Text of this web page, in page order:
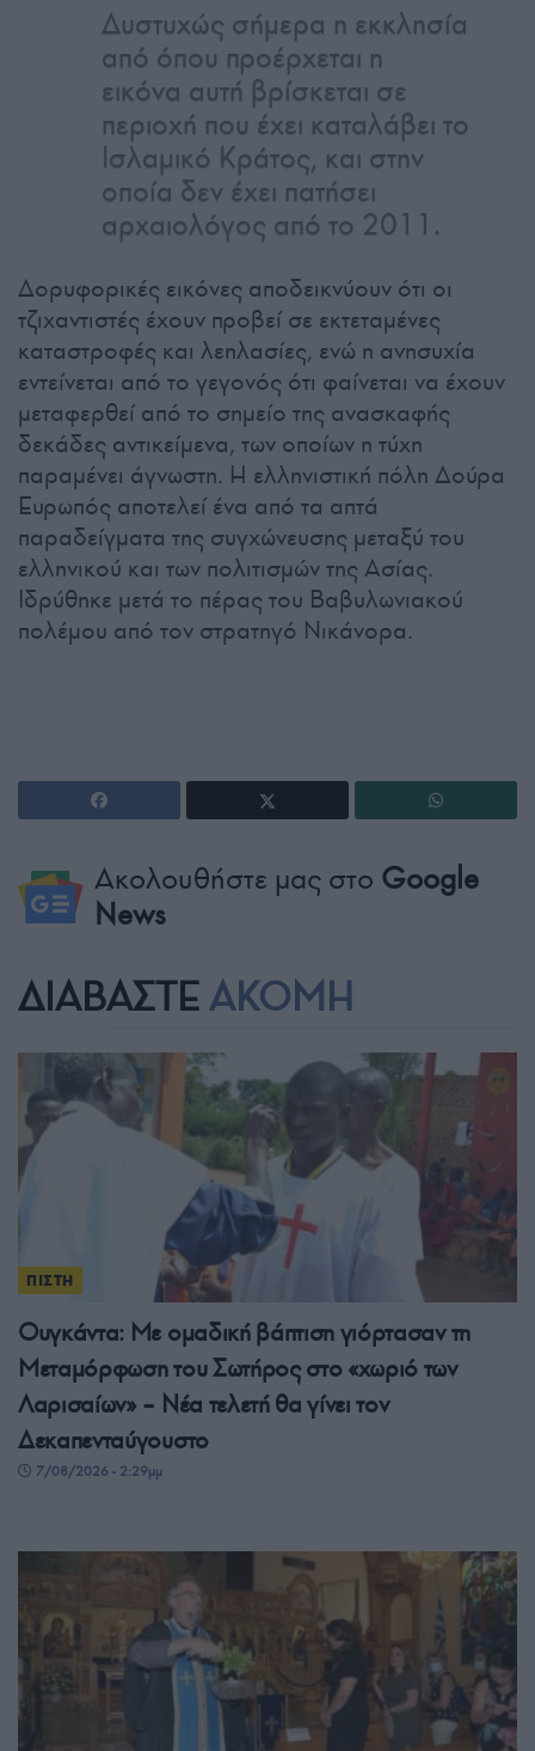
Δυστυχώς σήμερα η εκκλησία
από όπου προέρχεται η
εικόνα αυτή βρίσκεται σε
περιοχή που έχει καταλάβει το
Ισλαμικό Κράτος, και στην
οποία δεν έχει πατήσει
αρχαιολόγος από το 2011.
Δορυφορικές εικόνες αποδεικνύουν ότι οι
τζιχαντιστές έχουν προβεί σε εκτεταμένες
καταστροφές και λεηλασίες, ενώ η ανησυχία
εντείνεται από το γεγονός ότι φαίνεται να έχουν
μεταφερθεί από το σημείο της ανασκαφής
δεκάδες αντικείμενα, των οποίων η τύχη
παραμένει άγνωστη. Η ελληνιστική πόλη Δούρα
Ευρωπός αποτελεί ένα από τα απτά
παραδείγματα της συγχώνευσης μεταξύ του
ελληνικού και των πολιτισμών της Ασίας.
Ιδρύθηκε μετά το πέρας του Βαβυλωνιακού
πολέμου από τον στρατηγό Νικάνορα.
Ακολουθήστε μας στο Google
News
ΔΙΑΒΑΣΤΕ ΑΚΟΜΗ
ΠΙΣΤΗ
Ουγκάντα: Με ομαδική βάπτιση γιόρτασαν τη
Μεταμόρφωση του Σωτήρος στο «χωριό των
Λαρισαίων» – Νέα τελετή θα γίνει τον
Δεκαπενταύγουστο
7/08/2026 - 2:29μμ